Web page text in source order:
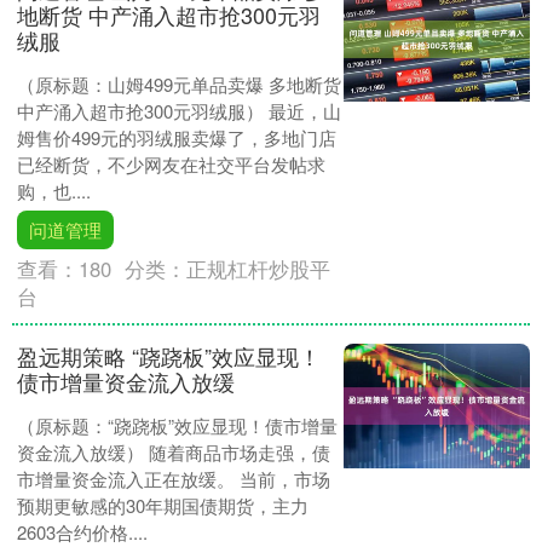
地断货 中产涌入超市抢300元羽
绒服
（原标题：山姆499元单品卖爆 多地断货
中产涌入超市抢300元羽绒服） 最近，山
姆售价499元的羽绒服卖爆了，多地门店
已经断货，不少网友在社交平台发帖求
购，也....
问道管理
查看： 180 分类： 正规杠杆炒股平
台
盈远期策略 “跷跷板”效应显现！
债市增量资金流入放缓
（原标题：“跷跷板”效应显现！债市增量
资金流入放缓） 随着商品市场走强，债
市增量资金流入正在放缓。 当前，市场
预期更敏感的30年期国债期货，主力
2603合约价格....